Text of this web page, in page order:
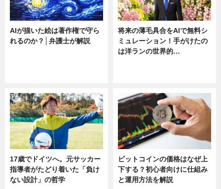
AIが描いた絵は著作権で守ら
れるのか？│弁護士が解説
将来の薄毛具合をAIで無料シ
ミュレーション！手がけたの
は洋ランの世界的…
17歳でドイツへ。元サッカー
指導者がたどり着いた「負け
ない設計」の哲学
ビットコインの価格はなぜ上
下する？初心者向けに仕組み
と運用方法を解説